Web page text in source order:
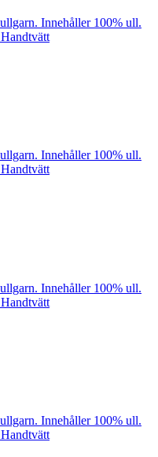
Innehåller 100% ull.
Innehåller 100% ull.
Innehåller 100% ull.
Innehåller 100% ull.